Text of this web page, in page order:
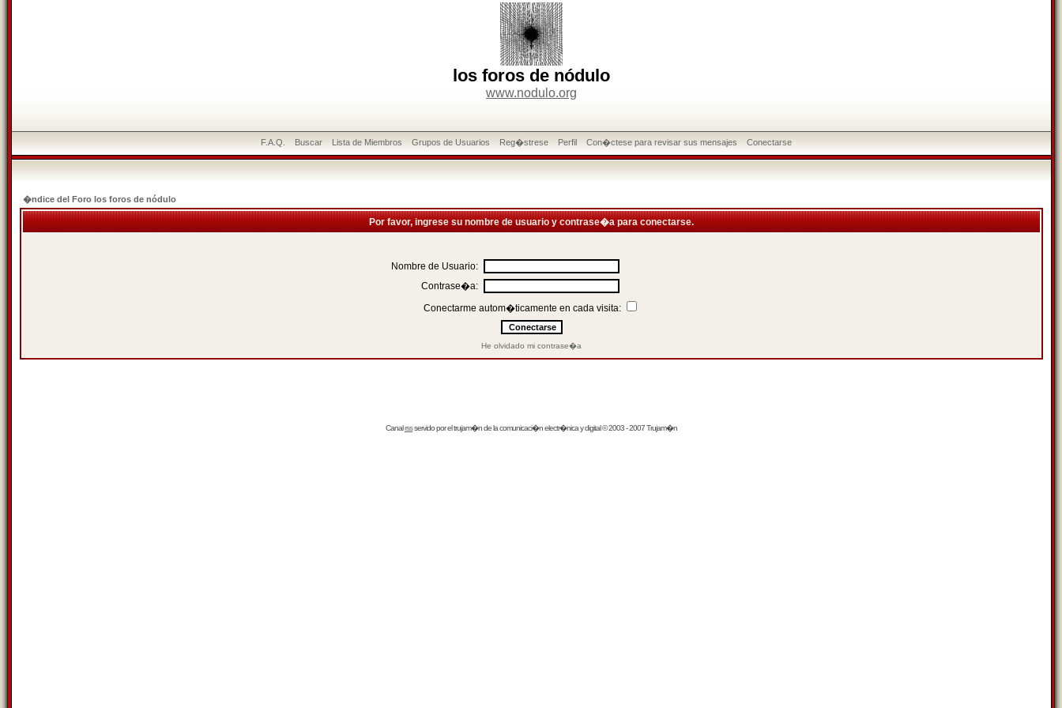
los foros de nódulo
www.nodulo.org
F.A.Q. Buscar Lista de Miembros Grupos de Usuarios Reg�strese Perfil Con�ctese para revisar sus mensajes Conectarse
�ndice del Foro los foros de nódulo
Por favor, ingrese su nombre de usuario y contrase�a para conectarse.
Nombre de Usuario:
Contrase�a:
Conectarme autom�ticamente en cada visita:
He olvidado mi contrase�a
Canalrssservido por eltrujam�nde la comunicaci�n electr�nica y digital © 2003 - 2007 Trujam�n